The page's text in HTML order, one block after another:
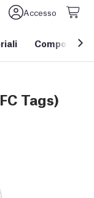
Accesso
Componenti
Tags)